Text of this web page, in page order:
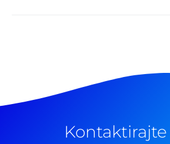
Kontaktirajte